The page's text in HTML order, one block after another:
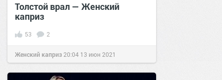
Толстой врал — Женский
каприз
53 2
Женский каприз20:04 13 июн 2021